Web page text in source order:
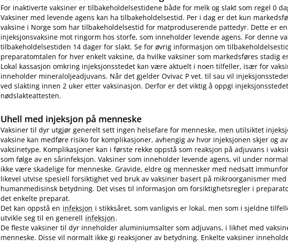
For inaktiverte vaksiner er tilbakeholdelsestidene både for melk og slakt som regel 0
Vaksiner med levende agens kan ha tilbakeholdelsestid. Per i dag er det kun
vaksine i Norge som har tilbakeholdelsestid for matproduserende pattedyr. Dette er en
injeksjonsvaksine mot ringorm hos storfe, som inneholder levende agens. For denne
tilbakeholdelsestiden 14 dager for slakt. Se for øvrig informasjon om
preparatomtalen for hver enkelt vaksine, da hvilke vaksiner som markedsføres stadig
Lokal kassasjon omkring injeksjonsstedet kan være aktuelt i noen tilfeller, især for
inneholder mineraloljeadjuvans. Når det gjelder Ovivac P vet. til sau vil
ved slakting innen 2 uker etter vaksinasjon. Derfor er det viktig å oppgi
nødslakteattesten.
Uhell med injeksjon på menneske
Vaksiner til dyr utgjør generelt sett ingen helsefare for menneske, men utilsiktet
vaksine kan medføre risiko for komplikasjoner, avhengig av hvor injeksjonen skjer og av
vaksinetype. Komplikasjoner kan i første rekke oppstå som reaksjon på adjuvans i
som følge av en sårinfeksjon. Vaksiner som inneholder levende agens, vil under
ikke være skadelige for menneske. Gravide, eldre og mennesker med nedsatt
likevel utvise spesiell forsiktighet ved bruk av vaksiner basert på mikroorganismer med
humanmedisinsk betydning. Det vises til informasjon om forsiktighetsregler i
det enkelte preparat.
Det kan oppstå en infeksjon i stikksåret, som vanligvis er lokal, men som i sjeldne
utvikle seg til en generell infeksjon.
De fleste vaksiner til dyr inneholder aluminiumsalter som adjuvans, i likhet med
menneske. Disse vil normalt ikke gi reaksjoner av betydning. Enkelte vaksiner